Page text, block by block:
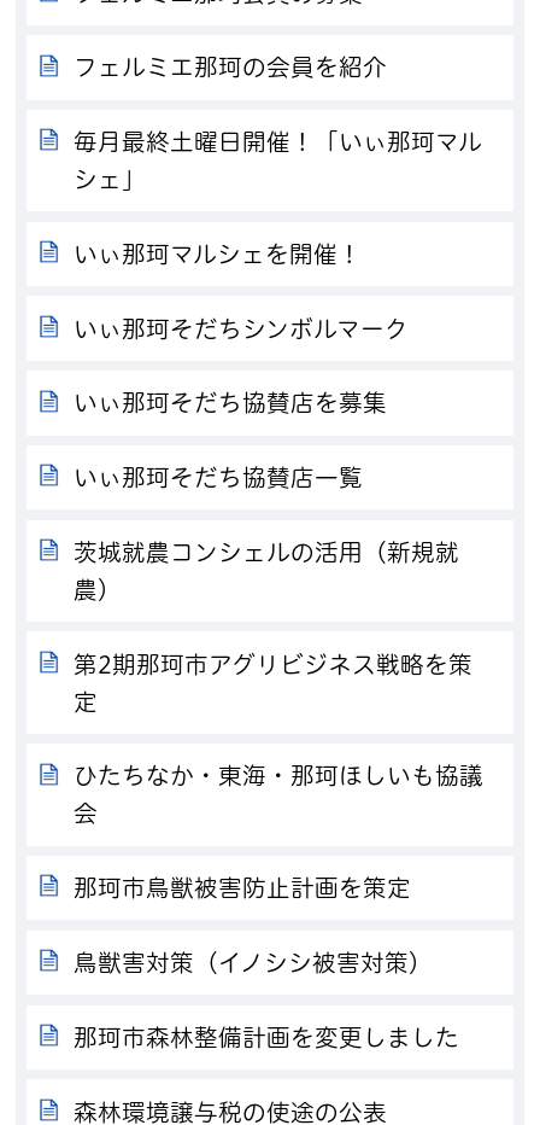
フェルミエ那珂の会員を紹介
毎月最終土曜日開催！「いぃ那珂マル
シェ」
いぃ那珂マルシェを開催！
いぃ那珂そだちシンボルマーク
いぃ那珂そだち協賛店を募集
いぃ那珂そだち協賛店一覧
茨城就農コンシェルの活用（新規就
農）
第2期那珂市アグリビジネス戦略を策
定
ひたちなか・東海・那珂ほしいも協議
会
那珂市鳥獣被害防止計画を策定
鳥獣害対策（イノシシ被害対策）
那珂市森林整備計画を変更しました
森林環境譲与税の使途の公表